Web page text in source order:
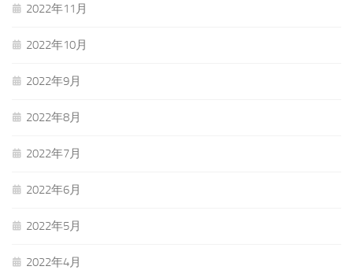
2022年11月
2022年10月
2022年9月
2022年8月
2022年7月
2022年6月
2022年5月
2022年4月